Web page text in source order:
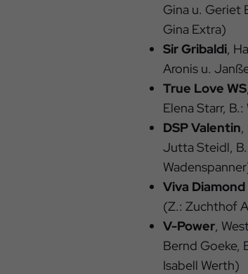
Gina u. Geriet
Gina Extra)
Sir Gribaldi,
Aronis u.
True Love WS
Elena Starr,
DSP Valentin,
Jutta Steidl,
Viva
(Z.: Zuchthof
V-Power,
Bernd Goeke,
Isabell Werth)